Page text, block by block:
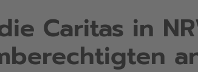
Caritas in